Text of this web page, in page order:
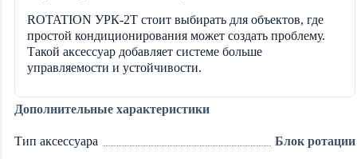
ROTATION УРК-2Т стоит выбирать для объектов, где
простой кондиционирования может создать проблему.
Такой аксессуар добавляет системе больше
управляемости и устойчивости.
Дополнительные характеристики
Тип аксессуара Блок ротации